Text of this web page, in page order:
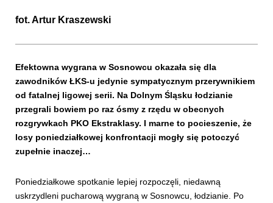
fot.Artur Kraszewski
Efektowna wygrana w Sosnowcu okazała się dla
zawodników ŁKS-u jedynie sympatycznym przerywnikiem
od fatalnej ligowej serii. Na Dolnym Śląsku łodzianie
przegrali bowiem po raz ósmy z rzędu w obecnych
rozgrywkach PKO Ekstraklasy. I marne to pocieszenie, że
losy poniedziałkowej konfrontacji mogły się potoczyć
zupełnie inaczej…
Poniedziałkowe spotkanie lepiej rozpoczęli, niedawną
uskrzydleni pucharową wygraną w Sosnowcu, łodzianie. Po